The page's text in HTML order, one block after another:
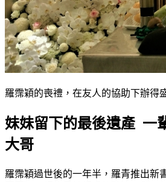
羅霈穎的喪禮，在友人的協助下辦得
妹妹留下的最後遺產 一
大哥
羅霈穎過世後的一年半，羅青推出新